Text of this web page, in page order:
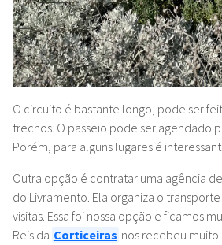
O circuito é bastante longo, pode ser
trechos. O passeio pode ser agendado
Porém, para alguns lugares é
Outra opção é contratar uma agência
do Livramento. Ela organiza o
visitas. Essa foi nossa opção e ficamos
Reis da Corticeiras nos recebeu muito